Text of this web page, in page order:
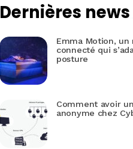
Dernières news
Emma Motion, un
connecté qui
posture
Comment avoir
anonyme chez